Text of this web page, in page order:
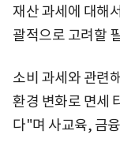
재산 과세에 대해
괄적으로 고려할
소비 과세와 관련
환경 변화로 면세
다"며 사교육, 금